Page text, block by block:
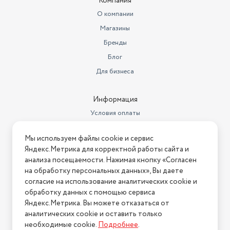
О компании
Магазины
Бренды
Блог
Для бизнеса
Информация
Условия оплаты
Условия возврата
Нашли ошибку на сайте? Напишите нам
2026 © Интернет-магазин "АстМаркет". У нас есть всё!
Политика конфиденциальности
Мы используем файлы cookie и сервис
Яндекс.Метрика для корректной работы сайта и
анализа посещаемости. Нажимая кнопку «Согласен
на обработку персональных данных», Вы даете
согласие на использование аналитических cookie и
обработку данных с помощью сервиса
Яндекс.Метрика. Вы можете отказаться от
аналитических cookie и оставить только
необходимые cookie.Подробнее.